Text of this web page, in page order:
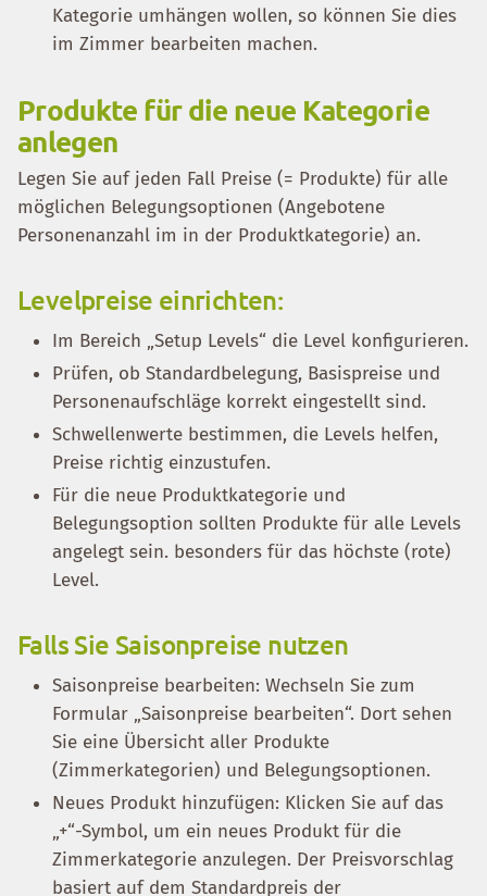
Kategorie umhängen wollen, so können Sie dies
im Zimmer bearbeiten machen.
Produkte für die neue Kategorie
anlegen
Legen Sie auf jeden Fall Preise (= Produkte) für alle
möglichen Belegungsoptionen (Angebotene
Personenanzahl im in der Produktkategorie) an.
Levelpreise einrichten:
Im Bereich „Setup Levels“ die Level konfigurieren.
Prüfen, ob Standardbelegung, Basispreise und
Personenaufschläge korrekt eingestellt sind.
Schwellenwerte bestimmen, die Levels helfen,
Preise richtig einzustufen.
Für die neue Produktkategorie und
Belegungsoption sollten Produkte für alle Levels
angelegt sein. besonders für das höchste (rote)
Level.
Falls Sie Saisonpreise nutzen
Saisonpreise bearbeiten: Wechseln Sie zum
Formular „Saisonpreise bearbeiten“. Dort sehen
Sie eine Übersicht aller Produkte
(Zimmerkategorien) und Belegungsoptionen.
Neues Produkt hinzufügen: Klicken Sie auf das
„+“-Symbol, um ein neues Produkt für die
Zimmerkategorie anzulegen. Der Preisvorschlag
basiert auf dem Standardpreis der